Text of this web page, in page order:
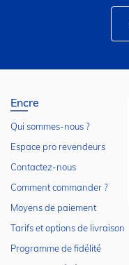
Encre
Qui sommes-nous ?
Espace pro revendeurs
Contactez-nous
Comment commander ?
Moyens de paiement
Tarifs et options de livraison
Programme de fidélité